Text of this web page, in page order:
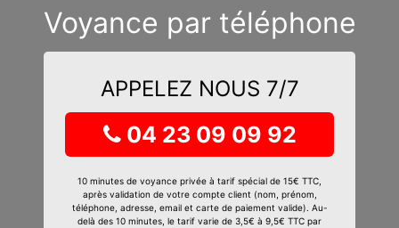
Voyance par téléphone
APPELEZ NOUS 7/7
04 23 09 09 92
10 minutes de voyance privée à tarif spécial de 15€ TTC,
après validation de votre compte client (nom, prénom,
téléphone, adresse, email et carte de paiement valide). Au-
delà des 10 minutes, le tarif varie de 3,5€ à 9,5€ TTC par